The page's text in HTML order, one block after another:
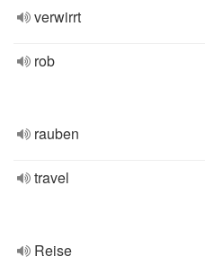
verwirrt
rob
rauben
travel
Reise